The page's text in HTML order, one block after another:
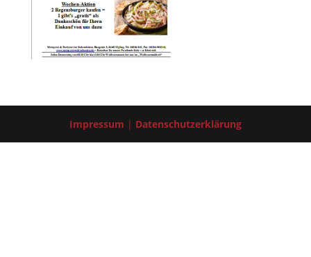
Impressum | Datenschutzerklärung